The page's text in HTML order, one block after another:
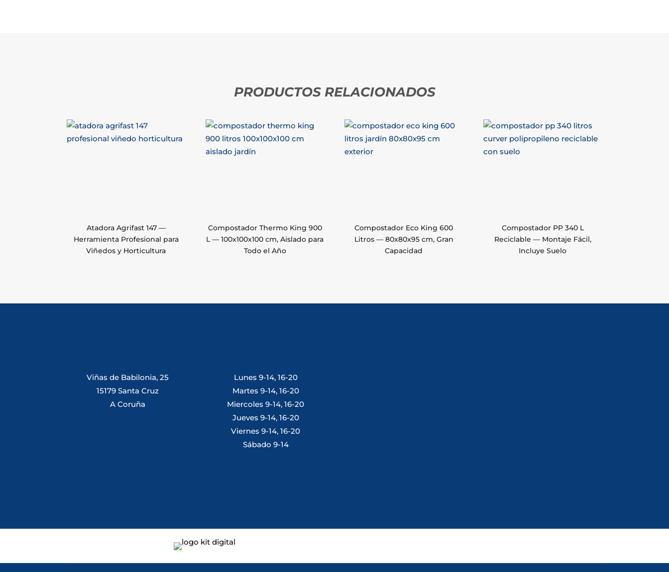
PRODUCTOS RELACIONADOS
Atadora Agrifast 147 —
Herramienta Profesional para
Viñedos y Horticultura
Compostador Thermo King 900
L — 100x100x100 cm, Aislado para
Todo el Año
Compostador Eco King 600
Litros — 80x80x95 cm, Gran
Capacidad
Compostador PP 340 L
Reciclable — Montaje Fácil,
Incluye Suelo
Viñas de Babilonia, 25
15179 Santa Cruz
A Coruña
Lunes 9-14, 16-20
Martes 9-14, 16-20
Miercoles 9-14, 16-20
Jueves 9-14, 16-20
Viernes 9-14, 16-20
Sábado 9-14